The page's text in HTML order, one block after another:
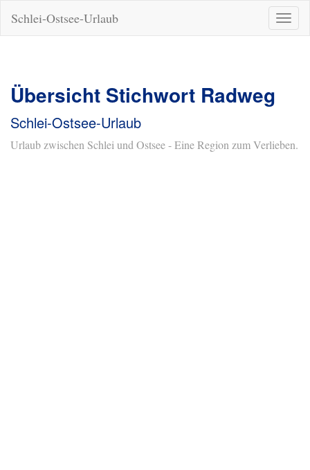
ein-/
Schlei-Ostsee-Urlaub
Übersicht Stichwort Radweg
Schlei-Ostsee-Urlaub
Urlaub zwischen Schlei und Ostsee - Eine Region zum Verlieben.